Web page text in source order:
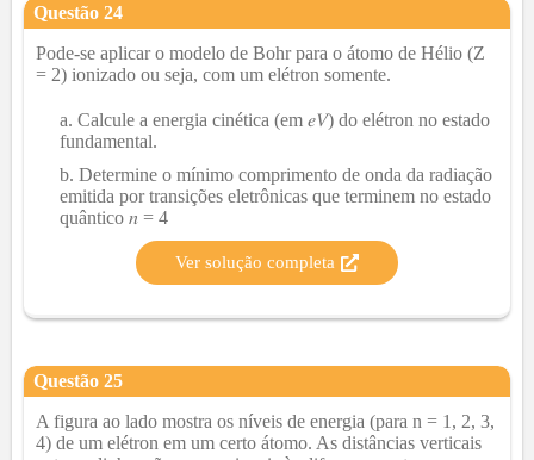
Questão 24
Pode-se aplicar o modelo de Bohr para o átomo de Hélio (Z
= 2) ionizado ou seja, com um elétron somente.
Calcule a energia cinética (em 𝑒𝑉) do elétron no estado
fundamental.
Determine o mínimo comprimento de onda da radiação
emitida por transições eletrônicas que terminem no estado
quântico 𝑛 = 4
Ver solução completa
Questão 25
A figura ao lado mostra os níveis de energia (para n = 1, 2, 3,
4) de um elétron em um certo átomo. As distâncias verticais